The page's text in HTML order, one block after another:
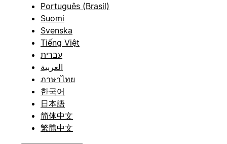
Português (Brasil)
Suomi
Svenska
Tiếng Việt
עברית
العربية
ภาษาไทย
한국어
日本語
简体中文
繁體中文